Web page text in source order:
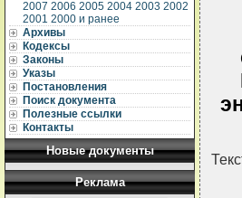
2007 2006 2005 2004 2003 2002
2001 2000 и ранее
Архивы
Кодексы
Законы
Указы
Постановления
Поиск документа
Полезные ссылки
Контакты
Новые документы
Реклама